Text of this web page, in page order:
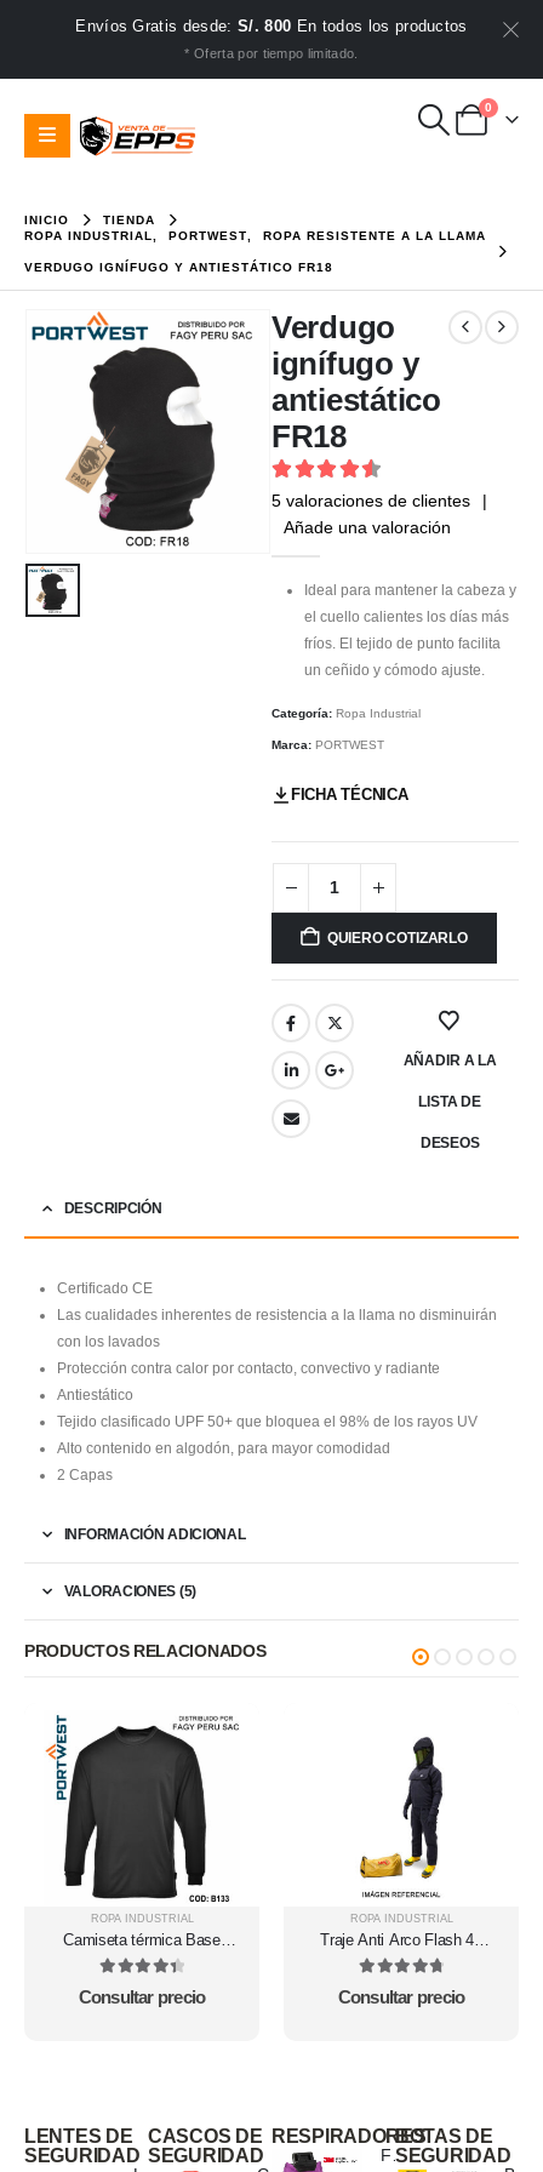
Envíos Gratis desde:S/. 800 En todos los productos
* Oferta por tiempo limitado.
0
INICIO
TIENDA
ROPA INDUSTRIAL
PORTWEST ROPA RESISTENTE A LA LLAMA
VERDUGO IGNÍFUGO Y ANTIESTÁTICO FR18
Verdugo
ignífugo y
antiestático
FR18
4.6out of 5
5 valoraciones de clientes
|
Añade una valoración
Ideal para mantener la cabeza y
el cuello calientes los días más
fríos. El tejido de punto facilita
un ceñido y cómodo ajuste.
Categoría: Ropa Industrial
Marca: PORTWEST
FICHA TÉCNICA
QUIERO COTIZARLO
AÑADIR A LA
LISTA DE
DESEOS
DESCRIPCIÓN
Certificado CE
Las cualidades inherentes de resistencia a la llama no disminuirán
con los lavados
Protección contra calor por contacto, convectivo y radiante
Antiestático
Tejido clasificado UPF 50+ que bloquea el 98% de los rayos UV
Alto contenido en algodón, para mayor comodidad
2 Capas
INFORMACIÓN ADICIONAL
VALORACIONES (5)
PRODUCTOS RELACIONADOS
ROPA INDUSTRIAL
Camiseta térmica Base
Layer B133
out of 5
Consultar precio
ROPA INDUSTRIAL
Traje Anti Arco Flash 40
cal/cm² categoría 4 de
4.88 out of 5
Consultar precio
LENTES DE
SEGURIDAD
CASCOS DE
SEGURIDAD
RESPIRADORES
Filtro de Partículas D3097 P100 3M Secure Click
BOTAS DE
SEGURIDAD